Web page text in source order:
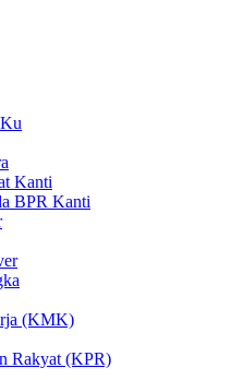
Kanti
BPR Kanti
(KMK)
Rakyat (KPR)